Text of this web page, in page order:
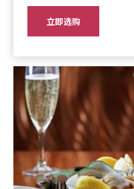
立即选购